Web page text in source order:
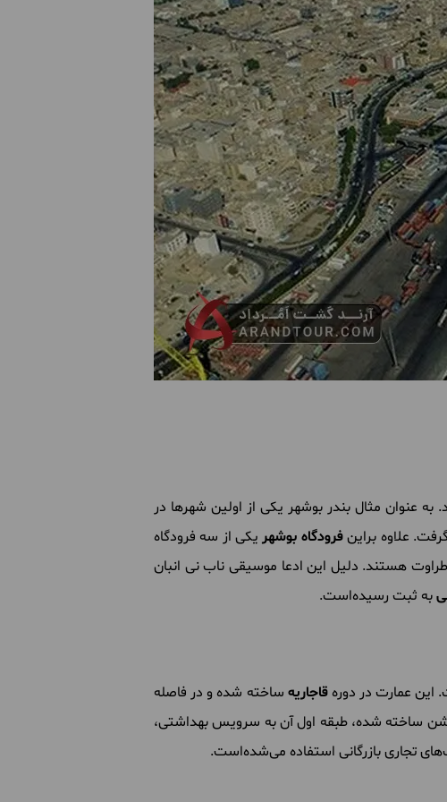
عنوان مثال بندر بوشهر یکی از اولین شهرها در
علاوه براینفرودگاه بوشهریکی از سه فرودگاه
هستند. دلیل این ادعا موسیقی ناب نی انبان
به ثبت رسیده‌است.
این عمارت در دورهقاجاریه ساخته شده و در فاصله
گلشن ساخته شده، طبقه‌ اول آن به سرویس بهداشتی،
تجاری بازرگانی استفاده می‌شده‌است.